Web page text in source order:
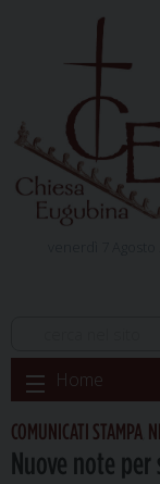
Skip
to
content
Home
COMUNICATI STAMPA
Nuove note per